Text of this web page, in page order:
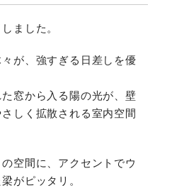
ました。
が、強すぎる日差しを優
窓から入る陽の光が、壁
しく拡散される室内空間
空間に、アクセントでウ
がピッタリ。